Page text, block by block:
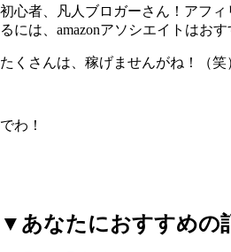
初心者、凡人ブロガーさん！アフ
るには、amazonアソシエイトはおす
たくさんは、稼げませんがね！（笑
でわ！
▼あなたにおすすめの